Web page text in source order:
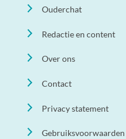
Ouderchat
Redactie en content
Over ons
Contact
Privacy statement
Gebruiksvoorwaarden